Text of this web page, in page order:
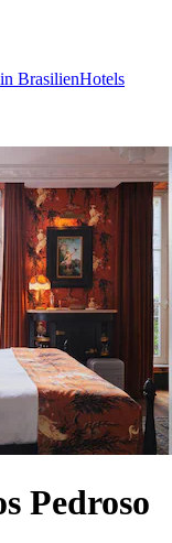
BrasilienHotels
Pedroso